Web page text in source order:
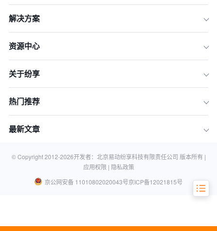
六、 Freshworks CRM：聚焦销售易用
七、 2026年AI智能CRM系统横向对比
九、 常见问题 (FAQ)
解决方案
资源中心
关于纷享
热门推荐
最新文章
© Copyright 2012-2026开发者：北京易动纷享科技有限责任公司 版本所有 |
应用权限 | 隐私政策
京公网安备 11010802020043号京ICP备12021815号